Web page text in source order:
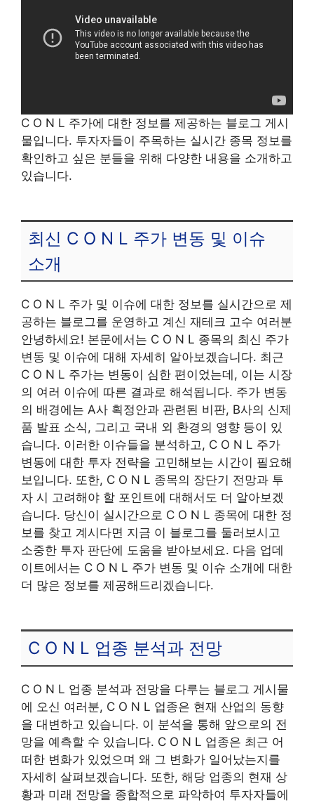
C O N L 주가에 대한 정보를 제공하는 블로그 게시
물입니다. 투자자들이 주목하는 실시간 종목 정보를
확인하고 싶은 분들을 위해 다양한 내용을 소개하고
있습니다.
최신 C O N L 주가 변동 및 이슈
소개
C O N L 주가 및 이슈에 대한 정보를 실시간으로 제
공하는 블로그를 운영하고 계신 재테크 고수 여러분
안녕하세요! 본문에서는 C O N L 종목의 최신 주가
변동 및 이슈에 대해 자세히 알아보겠습니다. 최근
C O N L 주가는 변동이 심한 편이었는데, 이는 시장
의 여러 이슈에 따른 결과로 해석됩니다. 주가 변동
의 배경에는 A사 획정안과 관련된 비판, B사의 신제
품 발표 소식, 그리고 국내 외 환경의 영향 등이 있
습니다. 이러한 이슈들을 분석하고, C O N L 주가
변동에 대한 투자 전략을 고민해보는 시간이 필요해
보입니다. 또한, C O N L 종목의 장단기 전망과 투
자 시 고려해야 할 포인트에 대해서도 더 알아보겠
습니다. 당신이 실시간으로 C O N L 종목에 대한 정
보를 찾고 계시다면 지금 이 블로그를 둘러보시고
소중한 투자 판단에 도움을 받아보세요. 다음 업데
이트에서는 C O N L 주가 변동 및 이슈 소개에 대한
더 많은 정보를 제공해드리겠습니다.
C O N L 업종 분석과 전망
C O N L 업종 분석과 전망을 다루는 블로그 게시물
에 오신 여러분, C O N L 업종은 현재 산업의 동향
을 대변하고 있습니다. 이 분석을 통해 앞으로의 전
망을 예측할 수 있습니다. C O N L 업종은 최근 어
떠한 변화가 있었으며 왜 그 변화가 일어났는지를
자세히 살펴보겠습니다. 또한, 해당 업종의 현재 상
황과 미래 전망을 종합적으로 파악하여 투자자들에